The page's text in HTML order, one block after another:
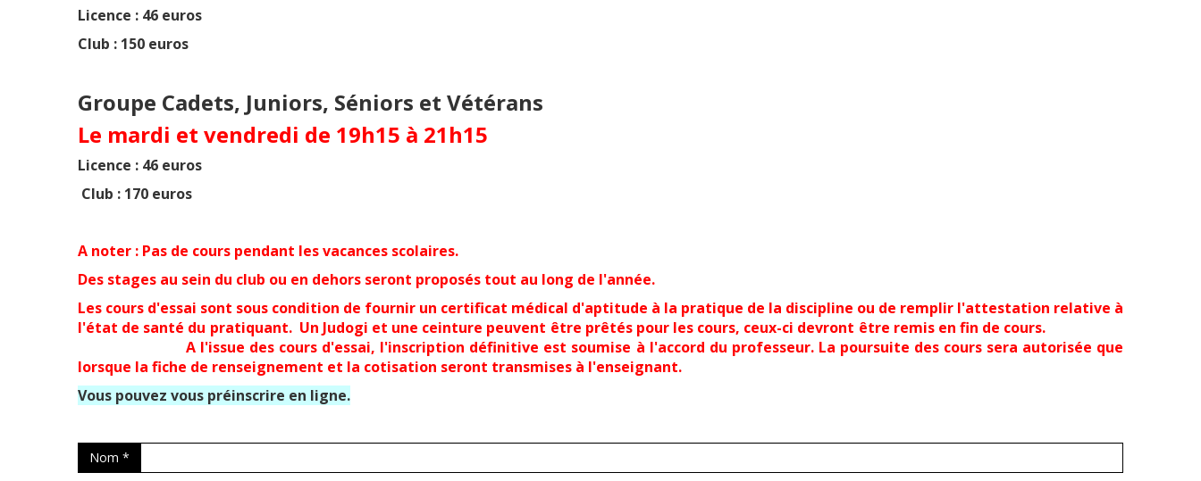
Licence : 46 euros
Club : 150 euros
Groupe Cadets, Juniors, Séniors et Vétérans
Le mardi et vendredi de 19h15 à 21h15
Licence : 46 euros
Club : 170 euros
A noter : Pas de cours pendant les vacances scolaires.
Des stages au sein du club ou en dehors seront proposés tout au long de l'année.
Les cours d'essai sont sous condition de fournir un certificat médical d'aptitude à la pratique de la discipline ou de remplir l'attestation relative à
l'état de santé du pratiquant. Un Judogi et une ceinture peuvent être prêtés pour les cours, ceux-ci devront être remis en fin de cours.
A l'issue des cours d'essai, l'inscription définitive est soumise à l'accord du professeur. La poursuite des cours sera autorisée que
lorsque la fiche de renseignement et la cotisation seront transmises à l'enseignant.
Vous pouvez vous préinscrire en ligne.
Nom *